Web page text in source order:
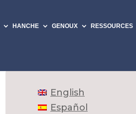
HANCHE GENOUX RESSOURCES
English
Español